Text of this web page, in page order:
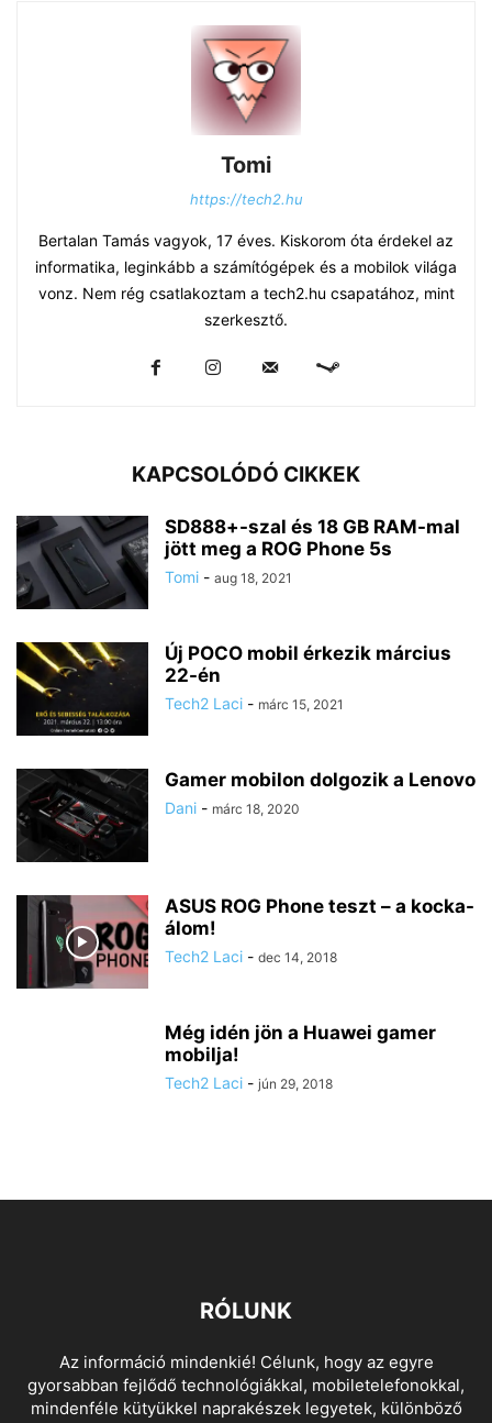
Tomi
https://tech2.hu
Bertalan Tamás vagyok, 17 éves. Kiskorom óta érdekel az
informatika, leginkább a számítógépek és a mobilok világa
vonz. Nem rég csatlakoztam a tech2.hu csapatához, mint
szerkesztő.
KAPCSOLÓDÓ CIKKEK
SD888+-szal és 18 GB RAM-mal
jött meg a ROG Phone 5s
Tomi - aug 18, 2021
Új POCO mobil érkezik március
22-én
Tech2 Laci - márc 15, 2021
Gamer mobilon dolgozik a Lenovo
Dani - márc 18, 2020
ASUS ROG Phone teszt – a kocka-
álom!
Tech2 Laci - dec 14, 2018
Még idén jön a Huawei gamer
mobilja!
Tech2 Laci - jún 29, 2018
RÓLUNK
Az információ mindenkié! Célunk, hogy az egyre
gyorsabban fejlődő technológiákkal, mobiletelefonokkal,
mindenféle kütyükkel naprakészek legyetek, különböző